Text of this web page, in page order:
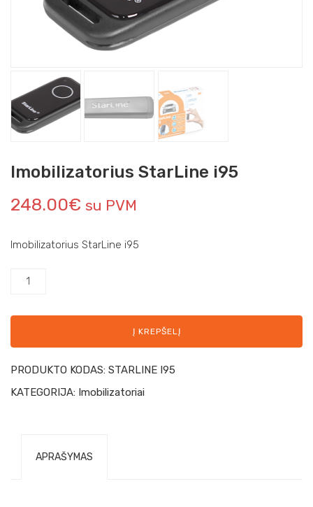
Imobilizatorius StarLine i95
248.00€ su PVM
Imobilizatorius StarLine i95
Į KREPŠELĮ
PRODUKTO KODAS: STARLINE I95
KATEGORIJA: Imobilizatoriai
APRAŠYMAS